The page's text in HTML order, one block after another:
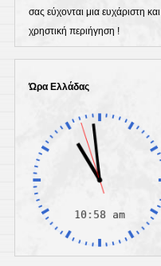
σας εύχονται μια ευχάριστη και
χρηστική περιήγηση !
Ώρα Ελλάδας